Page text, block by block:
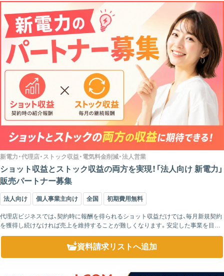
新電力・代理店・ストック収益・電気料金削減・法人営業
ショット収益とストック収益の両方を実現！「法人向け 新電力」
販売パートナー募集
法人向け 個人事業主向け 全国 初期費用無料
代理店ビジネスでは、契約時に報酬を得られるショット収益だけでは、毎月新規契約
を獲得し続けなければ売上を維持することが難しくなります。安定した事業を目指
すためには、継続的に積み上がるストック収益を組み合わせることが重要です。 ...
資料請求リストへ追加